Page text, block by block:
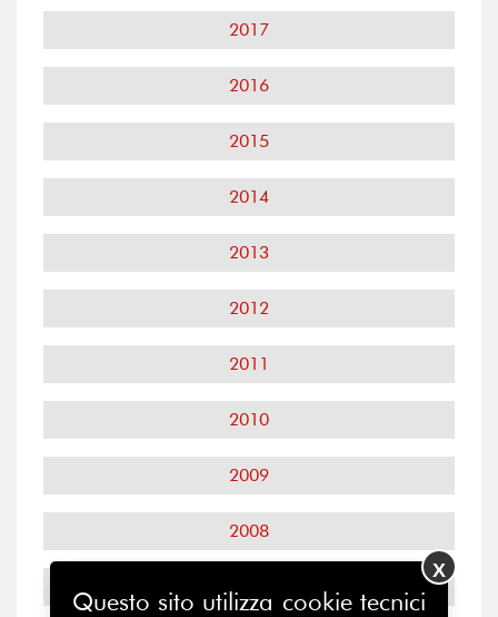
2017
2016
2015
2014
2013
2012
2011
2010
2009
2008
2007
Questo sito utilizza cookie tecnici
X